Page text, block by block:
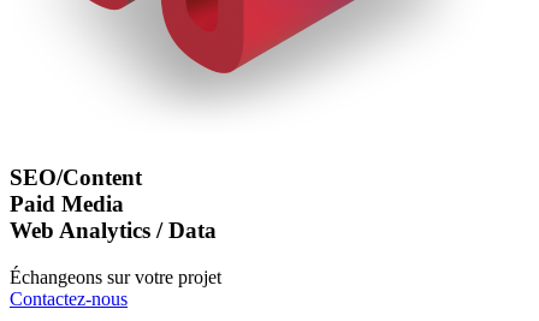
SEO/Content
Paid Media
Web Analytics / Data
Échangeons sur votre projet
Contactez-nous